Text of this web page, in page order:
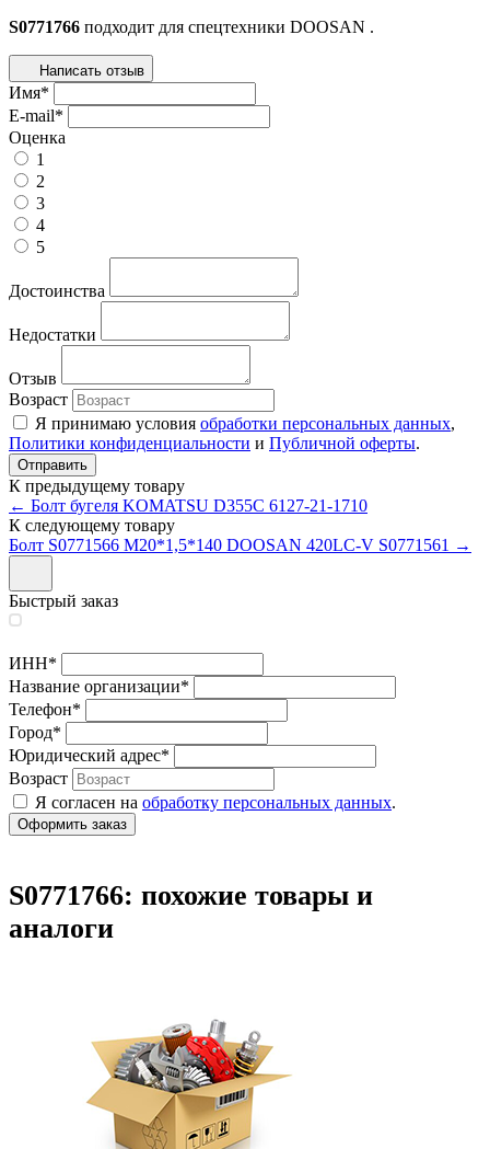
S0771766 подходит для спецтехники DOOSAN .
Написать отзыв
Имя*
E-mail*
Оценка
1
2
3
4
5
Достоинства
Недостатки
Отзыв
Возраст
Я принимаю условия обработки персональных данных,
Политики конфиденциальности и Публичной оферты.
К предыдущему товару
← Болт бугеля KOMATSU D355C 6127-21-1710
К следующему товару
Болт S0771566 М20*1,5*140 DOOSAN 420LC-V S0771561 →
Быстрый заказ
ИНН*
Название организации*
Телефон*
Город*
Юридический адрес*
Возраст
Я согласен на обработку персональных данных.
S0771766: похожие товары и
аналоги